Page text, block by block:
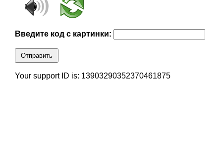
Введите код с картинки:
Отправить
Your support ID is: 13903290352370461875